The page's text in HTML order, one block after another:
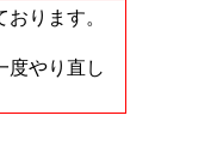
ります。
度やり直し